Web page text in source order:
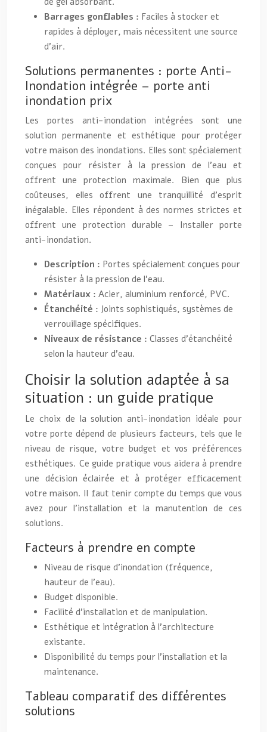
Barrages gonflables : Faciles à stocker et
rapides à déployer, mais nécessitent une source
d’air.
Solutions permanentes : porte Anti-
Inondation intégrée – porte anti
inondation prix
Les portes anti-inondation intégrées sont une
solution permanente et esthétique pour protéger
votre maison des inondations. Elles sont spécialement
conçues pour résister à la pression de l’eau et
offrent une protection maximale. Bien que plus
coûteuses, elles offrent une tranquillité d’esprit
inégalable. Elles répondent à des normes strictes et
offrent une protection durable – Installer porte
anti-inondation.
Description : Portes spécialement conçues pour
résister à la pression de l’eau.
Matériaux : Acier, aluminium renforcé, PVC.
Étanchéité : Joints sophistiqués, systèmes de
verrouillage spécifiques.
Niveaux de résistance : Classes d’étanchéité
selon la hauteur d’eau.
Choisir la solution adaptée à sa
situation : un guide pratique
Le choix de la solution anti-inondation idéale pour
votre porte dépend de plusieurs facteurs, tels que le
niveau de risque, votre budget et vos préférences
esthétiques. Ce guide pratique vous aidera à prendre
une décision éclairée et à protéger efficacement
votre maison. Il faut tenir compte du temps que vous
avez pour l’installation et la manutention de ces
solutions.
Facteurs à prendre en compte
Niveau de risque d’inondation (fréquence,
hauteur de l’eau).
Budget disponible.
Facilité d’installation et de manipulation.
Esthétique et intégration à l’architecture
existante.
Disponibilité du temps pour l’installation et la
maintenance.
Tableau comparatif des différentes
solutions